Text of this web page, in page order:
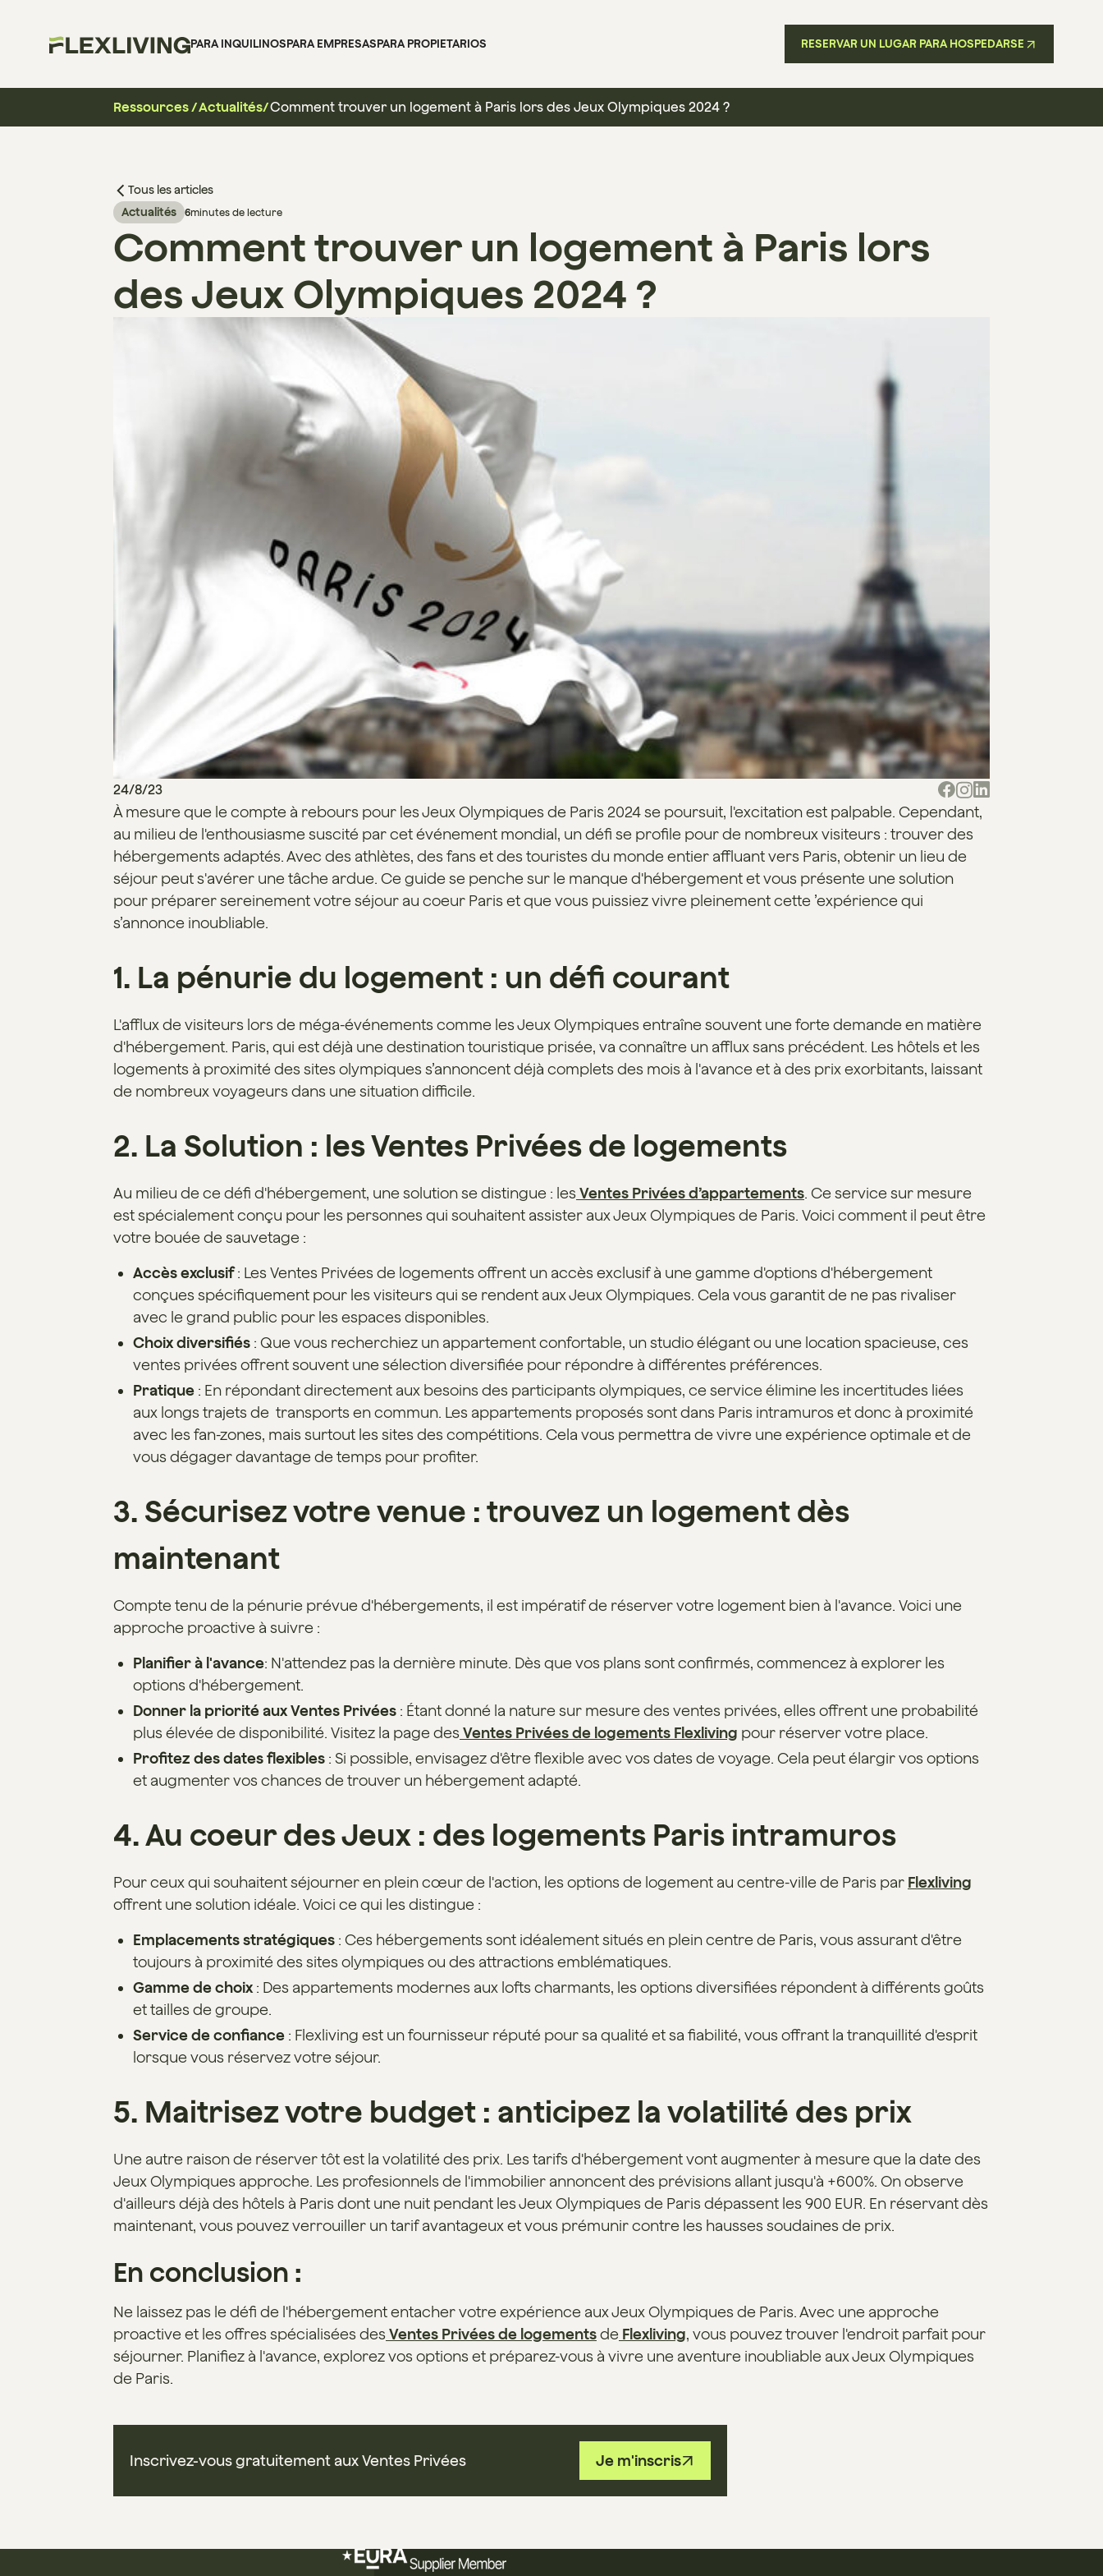
PARA INQUILINOSPARA EMPRESASPARA PROPIETARIOS RESERVAR UN LUGAR PARA HOSPEDARSE
Ressources/Actualités/Comment trouver un logement à Paris lors des Jeux Olympiques 2024 ?
Tous les articles
Actualités
6minutes de lecture
Comment trouver un logement à Paris lors
des Jeux Olympiques 2024 ?
24/8/23
À mesure que le compte à rebours pour les Jeux Olympiques de Paris 2024 se poursuit, l'excitation est palpable. Cependant,
au milieu de l'enthousiasme suscité par cet événement mondial, un défi se profile pour de nombreux visiteurs : trouver des
hébergements adaptés. Avec des athlètes, des fans et des touristes du monde entier affluant vers Paris, obtenir un lieu de
séjour peut s'avérer une tâche ardue. Ce guide se penche sur le manque d'hébergement et vous présente une solution
pour préparer sereinement votre séjour au coeur Paris et que vous puissiez vivre pleinement cette ’expérience qui
s’annonce inoubliable.
1. La pénurie du logement : un défi courant
L'afflux de visiteurs lors de méga-événements comme les Jeux Olympiques entraîne souvent une forte demande en matière
d'hébergement. Paris, qui est déjà une destination touristique prisée, va connaître un afflux sans précédent. Les hôtels et les
logements à proximité des sites olympiques s’annoncent déjà complets des mois à l'avance et à des prix exorbitants, laissant
de nombreux voyageurs dans une situation difficile.
2. La Solution : les Ventes Privées de logements
Au milieu de ce défi d'hébergement, une solution se distingue : les Ventes Privées d’appartements. Ce service sur mesure
est spécialement conçu pour les personnes qui souhaitent assister aux Jeux Olympiques de Paris. Voici comment il peut être
votre bouée de sauvetage :
Accès exclusif: Les Ventes Privées de logements offrent un accès exclusif à une gamme d'options d'hébergement
conçues spécifiquement pour les visiteurs qui se rendent aux Jeux Olympiques. Cela vous garantit de ne pas rivaliser
avec le grand public pour les espaces disponibles.
Choix diversifiés : Que vous recherchiez un appartement confortable, un studio élégant ou une location spacieuse, ces
ventes privées offrent souvent une sélection diversifiée pour répondre à différentes préférences.
Pratique : En répondant directement aux besoins des participants olympiques, ce service élimine les incertitudes liées
aux longs trajets de transports en commun. Les appartements proposés sont dans Paris intramuros et donc à proximité
avec les fan-zones, mais surtout les sites des compétitions. Cela vous permettra de vivre une expérience optimale et de
vous dégager davantage de temps pour profiter.
3. Sécurisez votre venue : trouvez un logement dès
maintenant
Compte tenu de la pénurie prévue d'hébergements, il est impératif de réserver votre logement bien à l'avance. Voici une
approche proactive à suivre :
Planifier à l'avance: N'attendez pas la dernière minute. Dès que vos plans sont confirmés, commencez à explorer les
options d'hébergement.
Donner la priorité aux Ventes Privées : Étant donné la nature sur mesure des ventes privées, elles offrent une probabilité
plus élevée de disponibilité. Visitez la page des Ventes Privées de logements Flexliving pour réserver votre place.
Profitez des dates flexibles : Si possible, envisagez d'être flexible avec vos dates de voyage. Cela peut élargir vos options
et augmenter vos chances de trouver un hébergement adapté.
4. Au coeur des Jeux : des logements Paris intramuros
Pour ceux qui souhaitent séjourner en plein cœur de l'action, les options de logement au centre-ville de Paris par Flexliving
offrent une solution idéale. Voici ce qui les distingue :
Emplacements stratégiques : Ces hébergements sont idéalement situés en plein centre de Paris, vous assurant d'être
toujours à proximité des sites olympiques ou des attractions emblématiques.
Gamme de choix : Des appartements modernes aux lofts charmants, les options diversifiées répondent à différents goûts
et tailles de groupe.
Service de confiance : Flexliving est un fournisseur réputé pour sa qualité et sa fiabilité, vous offrant la tranquillité d'esprit
lorsque vous réservez votre séjour.
5. Maitrisez votre budget : anticipez la volatilité des prix
Une autre raison de réserver tôt est la volatilité des prix. Les tarifs d'hébergement vont augmenter à mesure que la date des
Jeux Olympiques approche. Les profesionnels de l'immobilier annoncent des prévisions allant jusqu'à +600%. On observe
d'ailleurs déjà des hôtels à Paris dont une nuit pendant les Jeux Olympiques de Paris dépassent les 900 EUR. En réservant dès
maintenant, vous pouvez verrouiller un tarif avantageux et vous prémunir contre les hausses soudaines de prix.
En conclusion :
Ne laissez pas le défi de l'hébergement entacher votre expérience aux Jeux Olympiques de Paris. Avec une approche
proactive et les offres spécialisées des Ventes Privées de logementsde Flexliving, vous pouvez trouver l'endroit parfait pour
séjourner. Planifiez à l'avance, explorez vos options et préparez-vous à vivre une aventure inoubliable aux Jeux Olympiques
de Paris.
Inscrivez-vous gratuitement aux Ventes Privées Je m'inscris